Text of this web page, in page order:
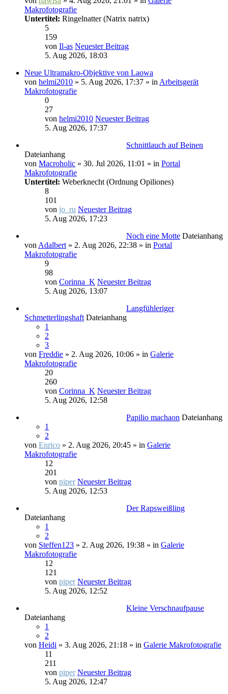
Makrofotografie
Untertitel: Ringelnatter (Natrix natrix)
5
159
von Il-as Neuester Beitrag
5. Aug 2026, 18:03
Neue Ultramakro-Objektive von Laowa
von helmi2010 » 5. Aug 2026, 17:37 » in Arbeitsgerät
Makrofotografie
0
27
von helmi2010 Neuester Beitrag
5. Aug 2026, 17:37
Schnittlauch auf Beinen
Dateianhang
von Macroholic » 30. Jul 2026, 11:01 » in Portal
Makrofotografie
Untertitel: Weberknecht (Ordnung Opiliones)
8
101
von jo_ru Neuester Beitrag
5. Aug 2026, 17:23
Noch eine Motte Dateianhang
von Adalbert » 2. Aug 2026, 22:38 » in Portal
Makrofotografie
9
98
von Corinna_K Neuester Beitrag
5. Aug 2026, 13:07
Langfühleriger
Schmetterlingshaft Dateianhang
1
2
3
von Freddie » 2. Aug 2026, 10:06 » in Galerie
Makrofotografie
20
260
von Corinna_K Neuester Beitrag
5. Aug 2026, 12:58
Papilio machaon Dateianhang
1
2
von Enrico » 2. Aug 2026, 20:45 » in Galerie
Makrofotografie
12
201
von piper Neuester Beitrag
5. Aug 2026, 12:53
Der Rapsweißling
Dateianhang
1
2
von Steffen123 » 2. Aug 2026, 19:38 » in Galerie
Makrofotografie
12
121
von piper Neuester Beitrag
5. Aug 2026, 12:52
Kleine Verschnaufpause
Dateianhang
1
2
von Heidi » 3. Aug 2026, 21:18 » in Galerie Makrofotografie
11
211
von piper Neuester Beitrag
5. Aug 2026, 12:47